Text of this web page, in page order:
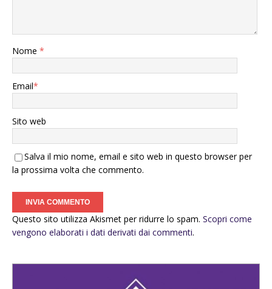
Nome *
Email*
Sito web
Salva il mio nome, email e sito web in questo browser per
la prossima volta che commento.
Questo sito utilizza Akismet per ridurre lo spam. Scopri come
vengono elaborati i dati derivati dai commenti.